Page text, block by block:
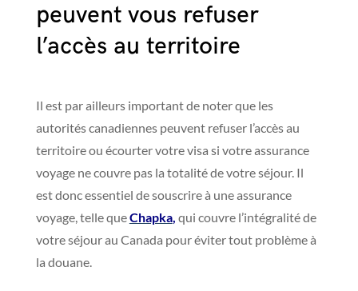
peuvent vous refuser
l’accès au territoire
Il est par ailleurs important de noter que les
autorités canadiennes peuvent refuser l’accès au
territoire ou écourter votre visa si votre assurance
voyage ne couvre pas la totalité de votre séjour. Il
est donc essentiel de souscrire à une assurance
voyage, telle queChapka, qui couvre l’intégralité de
votre séjour au Canada pour éviter tout problème à
la douane.